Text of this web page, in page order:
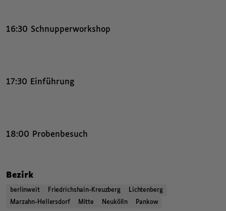
16:30 Schnupperworkshop
17:30 Einführung
18:00 Probenbesuch
,Bezirk,
berlinweit Friedrichshain-Kreuzberg
Lichtenberg
Marzahn-Hellersdorf
Mitte Neukölln
Pankow